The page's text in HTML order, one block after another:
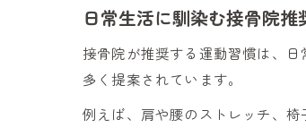
日常生活に馴染む接骨院推
接骨院が推奨する運動習慣は、
多く提案されています。
例えば、肩や腰のストレッチ、